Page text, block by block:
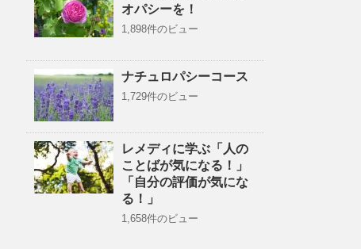
オパシーを！
1,898件のビュー
ナチュロパシーコース
1,729件のビュー
レメディに学ぶ「人の
ことばが気になる！」
「自分の評価が気にな
る！」
1,658件のビュー